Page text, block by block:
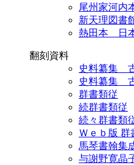
尾州家河内
新天理図書
熱田本 日
翻刻資料
史料纂集
史料纂集
群書類従
続群書類従
続々群書類
Ｗｅｂ版 群
馬琴書翰集
与謝野寛晶